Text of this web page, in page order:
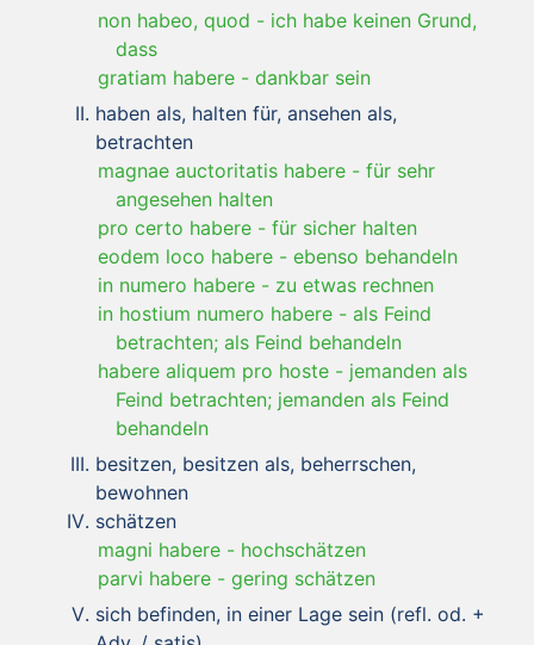
non habeo, quod - ich habe keinen Grund,
dass
gratiam habere - dankbar sein
haben als, halten für, ansehen als,
betrachten
magnae auctoritatis habere - für sehr
angesehen halten
pro certo habere - für sicher halten
eodem loco habere - ebenso behandeln
in numero habere - zu etwas rechnen
in hostium numero habere - als Feind
betrachten; als Feind behandeln
habere aliquem pro hoste - jemanden als
Feind betrachten; jemanden als Feind
behandeln
besitzen, besitzen als, beherrschen,
bewohnen
schätzen
magni habere - hochschätzen
parvi habere - gering schätzen
sich befinden, in einer Lage sein (refl. od. +